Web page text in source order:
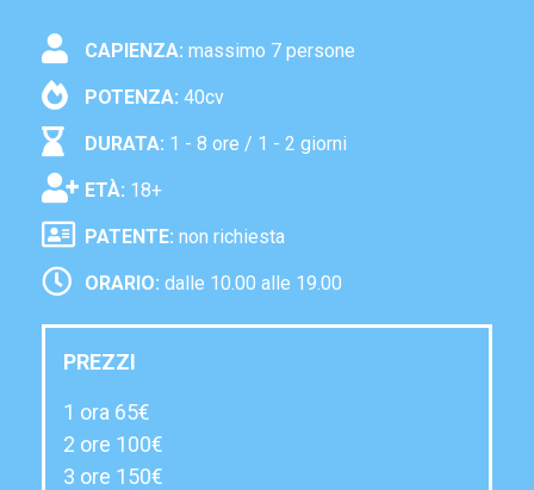
CAPIENZA: massimo 7 persone
POTENZA: 40cv
DURATA: 1 - 8 ore / 1 - 2 giorni
ETÀ: 18+
PATENTE: non richiesta
ORARIO: dalle 10.00 alle 19.00
PREZZI
1 ora 65€
2 ore 100€
3 ore 150€